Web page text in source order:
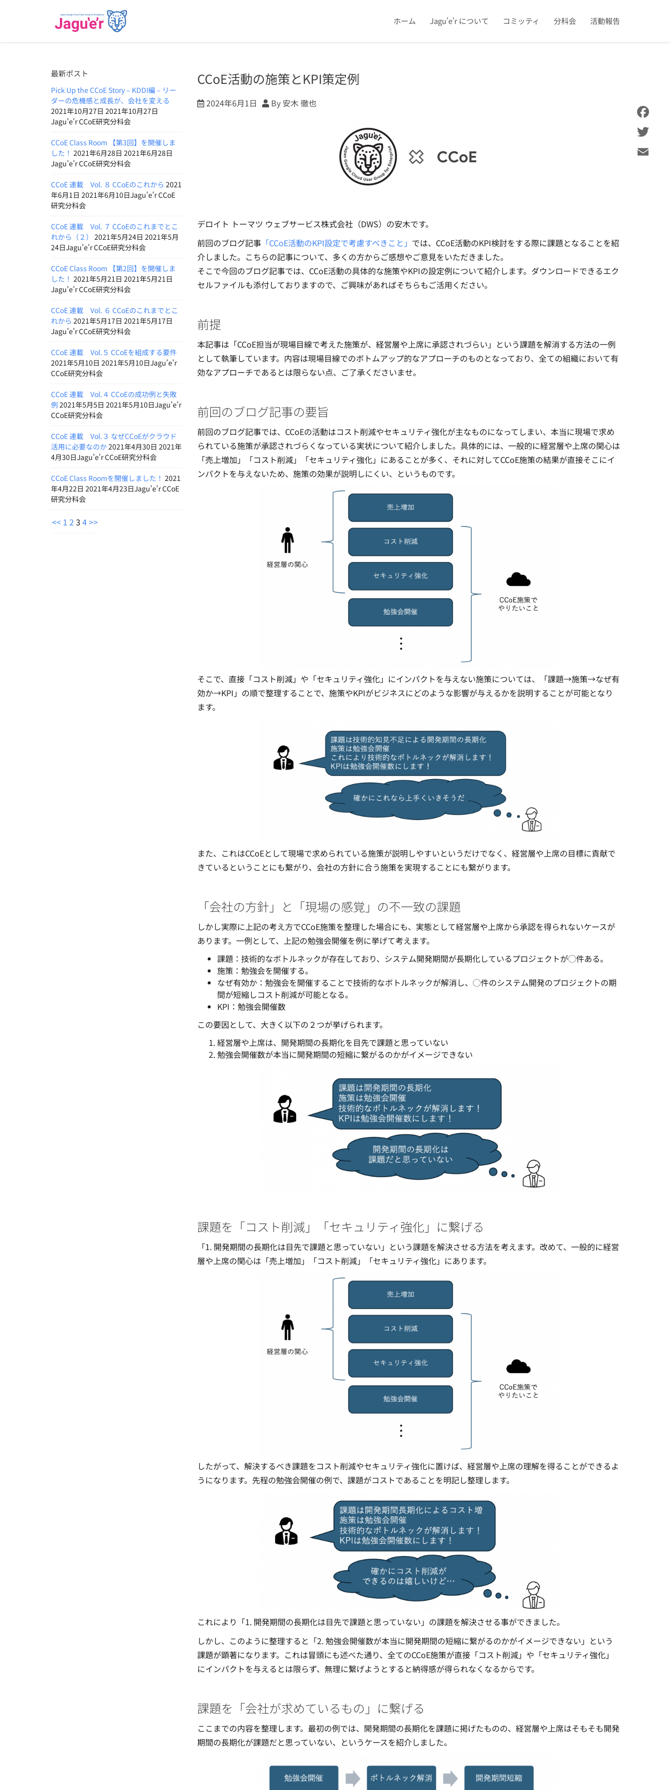
ホーム Jagu’e’r について コミッティ 分科会 活動報告
最新ポスト
Pick Up the CCoE Story – KDDI編 – リー
ダーの危機感と成長が、会社を変える
2021年10月27日 2021年10月27日
Jagu'e'r CCoE研究分科会
CCoE Class Room 【第3回】を開催しま
した！ 2021年6月28日 2021年6月28日
Jagu'e'r CCoE研究分科会
CCoE 連載 Vol. ８ CCoEのこれから 2021
年6月1日 2021年6月10日Jagu'e'r CCoE
研究分科会
CCoE 連載 Vol. ７ CCoEのこれまでとこ
れから（２） 2021年5月24日 2021年5月
24日Jagu'e'r CCoE研究分科会
CCoE Class Room 【第2回】を開催しま
した！ 2021年5月21日 2021年5月21日
Jagu'e'r CCoE研究分科会
CCoE 連載 Vol. ６ CCoEのこれまでとこ
れから 2021年5月17日 2021年5月17日
Jagu'e'r CCoE研究分科会
CCoE 連載 Vol.５ CCoEを組成する要件
2021年5月10日 2021年5月10日Jagu'e'r
CCoE研究分科会
CCoE 連載 Vol.４ CCoEの成功例と失敗
例 2021年5月5日 2021年5月10日Jagu'e'r
CCoE研究分科会
CCoE 連載 Vol.３ なぜCCoEがクラウド
活用に必要なのか2021年4月30日 2021年
4月30日Jagu'e'r CCoE研究分科会
CCoE Class Roomを開催しました！ 2021
年4月22日 2021年4月23日Jagu'e'r CCoE
研究分科会
<< 1 2 3 4>>
CCoE活動の施策とKPI策定例
2024年6月1日 By 安木 徹也
デロイト トーマツ ウェブサービス株式会社（DWS）の安木です。
前回のブログ記事「CCoE活動のKPI設定で考慮すべきこと」 では、CCoE活動のKPI検討をする際に課題となることを紹
介しました。こちらの記事について、多くの方からご感想やご意見をいただきました。
そこで今回のブログ記事では、CCoE活動の具体的な施策やKPIの設定例について紹介します。ダウンロードできるエク
セルファイルも添付しておりますので、ご興味があればそちらもご活用ください。
前提
本記事は「CCoE担当が現場目線で考えた施策が、経営層や上席に承認されづらい」という課題を解消する方法の一例
として執筆しています。内容は現場目線でのボトムアップ的なアプローチのものとなっており、全ての組織において有
効なアプローチであるとは限らない点、ご了承くださいませ。
前回のブログ記事の要旨
前回のブログ記事では、CCoEの活動はコスト削減やセキュリティ強化が主なものになってしまい、本当に現場で求め
られている施策が承認されづらくなっている実状について紹介しました。具体的には、一般的に経営層や上席の関心は
「売上増加」「コスト削減」「セキュリティ強化」にあることが多く、それに対してCCoE施策の結果が直接そこにイ
ンパクトを与えないため、施策の効果が説明しにくい、というものです。
そこで、直接「コスト削減」や「セキュリティ強化」にインパクトを与えない施策については、「課題→施策→なぜ有
効か→KPI」の順で整理することで、施策やKPIがビジネスにどのような影響が与えるかを説明することが可能となり
ます。
また、これはCCoEとして現場で求められている施策が説明しやすいというだけでなく、経営層や上席の目標に貢献で
きているということにも繋がり、会社の方針に合う施策を実現することにも繋がります。
「会社の方針」と「現場の感覚」の不一致の課題
しかし実際に上記の考え方でCCoE施策を整理した場合にも、実態として経営層や上席から承認を得られないケースが
あります。一例として、上記の勉強会開催を例に挙げて考えます。
課題：技術的なボトルネックが存在しており、システム開発期間が長期化しているプロジェクトが◯件ある。
施策：勉強会を開催する。
なぜ有効か：勉強会を開催することで技術的なボトルネックが解消し、◯件のシステム開発のプロジェクトの期
間が短縮しコスト削減が可能となる。
KPI：勉強会開催数
この要因として、大きく以下の２つが挙げられます。
経営層や上席は、開発期間の長期化を目先で課題と思っていない
勉強会開催数が本当に開発期間の短縮に繋がるのかがイメージできない
課題を「コスト削減」「セキュリティ強化」に繋げる
「1. 開発期間の長期化は目先で課題と思っていない」という課題を解決させる方法を考えます。改めて、一般的に経営
層や上席の関心は「売上増加」「コスト削減」「セキュリティ強化」にあります。
したがって、解決するべき課題をコスト削減やセキュリティ強化に置けば、経営層や上席の理解を得ることができるよ
うになります。先程の勉強会開催の例で、課題がコストであることを明記し整理します。
これにより「1. 開発期間の長期化は目先で課題と思っていない」の課題を解決させる事ができました。
しかし、このように整理すると「2. 勉強会開催数が本当に開発期間の短縮に繋がるのかがイメージできない」という
課題が顕著になります。これは冒頭にも述べた通り、全てのCCoE施策が直接「コスト削減」や「セキュリティ強化」
にインパクトを与えるとは限らず、無理に繋げようとすると納得感が得られなくなるからです。
課題を「会社が求めているもの」に繋げる
ここまでの内容を整理します。最初の例では、開発期間の長期化を課題に掲げたものの、経営層や上席はそもそも開発
期間の長期化が課題だと思っていない、というケースを紹介しました。
Facebook
Twitter